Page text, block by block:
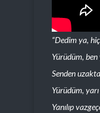
“Dedim ya,
Yürüdüm,
Senden
Yürüdüm,
Yanılıp